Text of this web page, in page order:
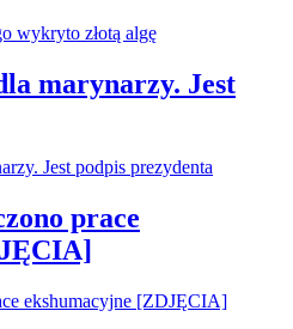
marynarzy. Jest
prace